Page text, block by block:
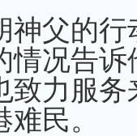
父的行
情况告
致力服务
民。